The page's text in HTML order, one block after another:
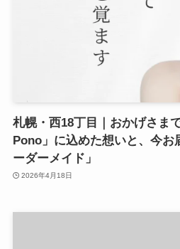
札幌・西18丁目｜おかげさま
Pono」に込めた想いと、今お
ーダーメイド」
2026年4月18日